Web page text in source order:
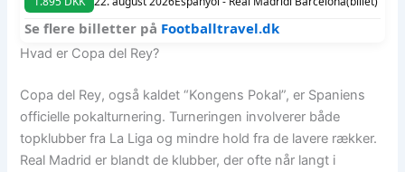
Se flere billetter på Footballtravel.dk
Hvad er Copa del Rey?
Copa del Rey, også kaldet “Kongens Pokal”, er Spaniens
officielle pokalturnering. Turneringen involverer både
topklubber fra La Liga og mindre hold fra de lavere rækker.
Real Madrid er blandt de klubber, der ofte når langt i